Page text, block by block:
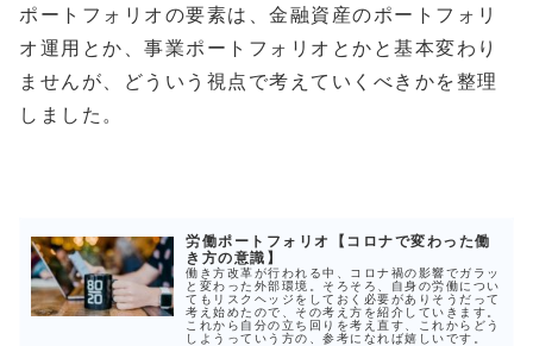
ポートフォリオの要素は、金融資産のポートフォリ
オ運用とか、事業ポートフォリオとかと基本変わり
ませんが、どういう視点で考えていくべきかを整理
しました。
労働ポートフォリオ【コロナで変わった働
き方の意識】
働き方改革が行われる中、コロナ禍の影響でガラッ
と変わった外部環境。そろそろ、自身の労働につい
てもリスクヘッジをしておく必要がありそうだって
考え始めたので、その考え方を紹介していきます。
これから自分の立ち回りを考え直す、これからどう
しようっていう方の、参考になれば嬉しいです。